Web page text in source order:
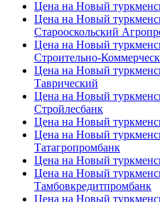
Цена на Новый
Цена на Новый
Старооскольский
Цена на Новый
Строительно-
Цена на Новый
Таврический
Цена на Новый
Стройлесбанк
Цена на Новый
Цена на Новый
Татагропромбанк
Цена на Новый
Цена на Новый
Тамбовкредитпромбанк
Цена на Новый